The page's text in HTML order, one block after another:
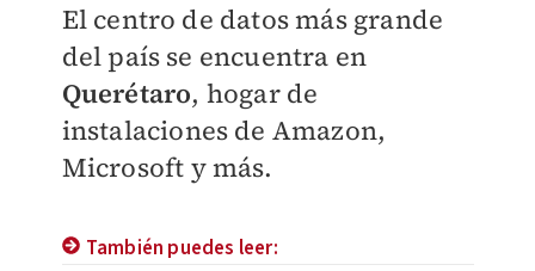
El centro de datos más grande
del país se encuentra en
Querétaro, hogar de
instalaciones de Amazon,
Microsoft y más.
También puedes leer: